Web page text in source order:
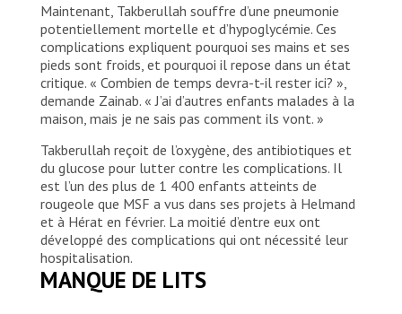
Maintenant, Takberullah souffre d’une pneumonie
potentiellement mortelle et d’hypoglycémie. Ces
complications expliquent pourquoi ses mains et ses
pieds sont froids, et pourquoi il repose dans un état
critique. « Combien de temps devra-t-il rester ici? »,
demande Zainab. « J’ai d’autres enfants malades à la
maison, mais je ne sais pas comment ils vont. »
Takberullah reçoit de l’oxygène, des antibiotiques et
du glucose pour lutter contre les complications. Il
est l’un des plus de 1 400 enfants atteints de
rougeole que MSF a vus dans ses projets à Helmand
et à Hérat en février. La moitié d’entre eux ont
développé des complications qui ont nécessité leur
hospitalisation.
MANQUE DE LITS